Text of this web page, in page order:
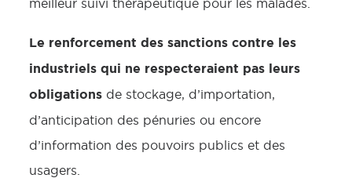
meilleur suivi thérapeutique pour les malades.
Le renforcement des sanctions contre les
industriels qui ne respecteraient pas leurs
obligations de stockage, d’importation,
d’anticipation des pénuries ou encore
d’information des pouvoirs publics et des
usagers.